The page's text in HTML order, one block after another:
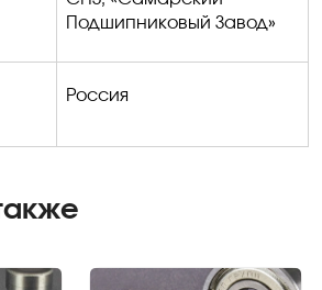
Подшипниковый Завод»
Россия